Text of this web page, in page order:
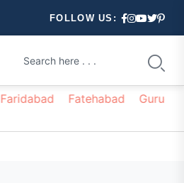
FOLLOW US:
Faridabad Fatehabad